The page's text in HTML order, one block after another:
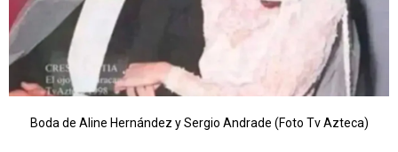
Boda de Aline Hernández y Sergio Andrade (Foto Tv Azteca)